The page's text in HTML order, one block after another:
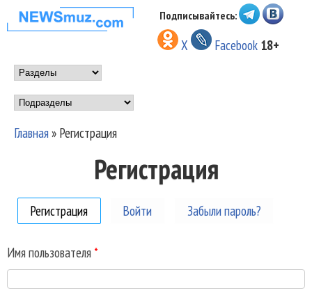
Перейти к основному
содержанию
НОВОСТИ
МУЗЫКИ И
ШОУ БИЗНЕСА
NEWSMUZ.COM
Подписывайтесь:
X Facebook 18+
Main menu
Подразделы
Главная» Регистрация
Регистрация
Регистрация (активная вкладка)
Войти Забыли пароль?
Имя пользователя *